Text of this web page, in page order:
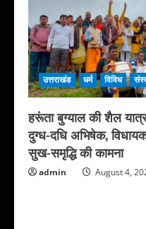
उत्तराखंड धर्म विविध
हरूंता बुग्याल की शैल
दुग्ध-दधि अभिषेक,
सुख-समृद्धि की कामना
admin August 4,